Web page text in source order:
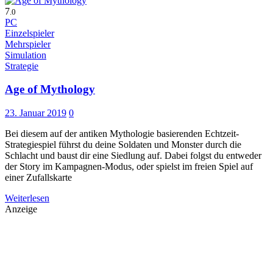
7 .0
PC
Einzelspieler
Mehrspieler
Simulation
Strategie
Age of Mythology
23. Januar 2019 0
Bei diesem auf der antiken Mythologie basierenden Echtzeit-
Strategiespiel führst du deine Soldaten und Monster durch die
Schlacht und baust dir eine Siedlung auf. Dabei folgst du entweder
der Story im Kampagnen-Modus, oder spielst im freien Spiel auf
einer Zufallskarte
Weiterlesen
Anzeige